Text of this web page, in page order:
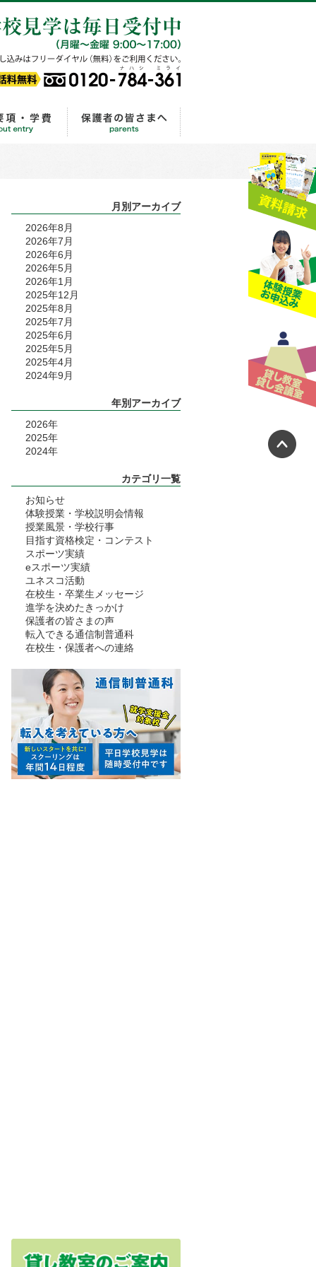
談
イフ 出願から入学手続きまでの流れ
月別アーカイブ
2026年8月
2026年7月
2026年6月
2026年5月
2026年1月
2025年12月
2025年8月
2025年7月
2025年6月
2025年5月
2025年4月
2024年9月
年別アーカイブ
2026年
2025年
2024年
カテゴリ一覧
お知らせ
体験授業・学校説明会情報
授業風景・学校行事
目指す資格検定・コンテスト
スポーツ実績
eスポーツ実績
ユネスコ活動
在校生・卒業生メッセージ
進学を決めたきっかけ
保護者の皆さまの声
転入できる通信制普通科
在校生・保護者への連絡